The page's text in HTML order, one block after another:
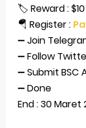
🏷 Reward :
🪂 Register :
➖ Join
➖ Follow
➖ Submit BSC
➖ Done
End : 30 Maret